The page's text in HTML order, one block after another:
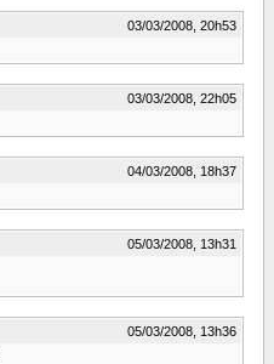
03/03/2008, 20h53
03/03/2008, 22h05
04/03/2008, 18h37
05/03/2008, 13h31
05/03/2008, 13h36